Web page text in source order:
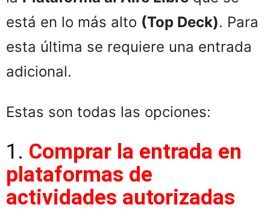
está en lo más alto (Top Deck). Para
esta última se requiere una entrada
adicional.
Estas son todas las opciones:
1. Comprar la entrada en
plataformas de
actividades autorizadas